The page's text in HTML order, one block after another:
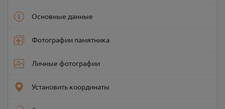
Основные данные
Фотографии памятника
Личные фотографии
Установить координаты